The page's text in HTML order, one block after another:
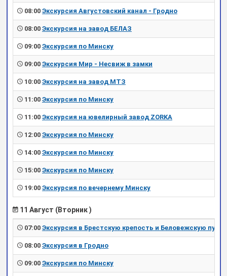
08:00 Экскурсия Августовский канал - Гродно
08:00 Экскурсия на завод БЕЛАЗ
09:00 Экскурсия по Минску
09:00 Экскурсия Мир - Несвиж в замки
10:00 Экскурсия на завод МТЗ
11:00 Экскурсия по Минску
11:00 Экскурсия на ювелирный завод ZORKA
12:00 Экскурсия по Минску
14:00 Экскурсия по Минску
15:00 Экскурсия по Минску
19:00 Экскурсия по вечернему Минску
11 Август (Вторник )
07:00 Экскурсия в Брестскую крепость и Беловежскую пущу
08:00 Экскурсия в Гродно
09:00 Экскурсия по Минску